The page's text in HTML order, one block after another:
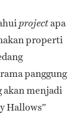
projectapa
properti
panggung
akan menjadi
Hallows”